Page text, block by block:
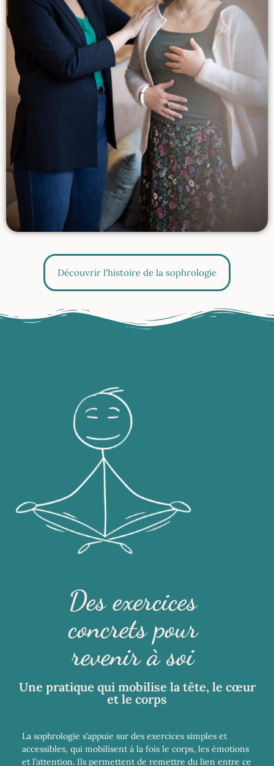
Découvrir l'histoire de la sophrologie
Des exercices
concrets pour
revenir à soi
Une pratique qui mobilise la tête, le cœur
et le corps
La sophrologie s’appuie sur des exercices simples et
accessibles, qui mobilisent à la fois le corps, les émotions
et l’attention. Ils permettent de remettre du lien entre ce